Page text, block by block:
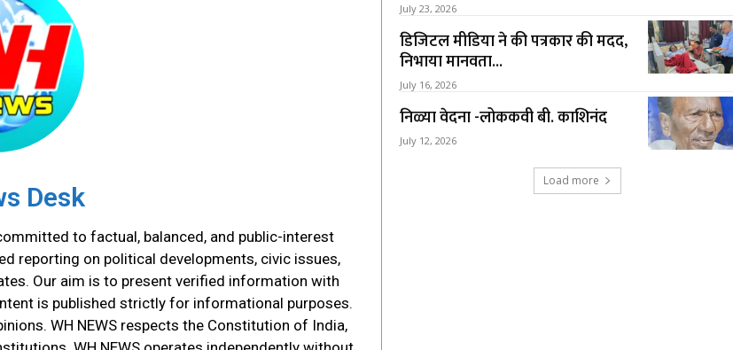
Desk
to factual, balanced, and public-interest
reporting on political developments, civic issues,
Our aim is to present verified information with
is published strictly for informational purposes.
WH NEWS respects the Constitution of India,
July 23, 2026
डिजिटल मीडिया ने की पत्रकार की मदद,
निभाया मानवता...
July 16, 2026
निळ्या वेदना -लोककवी बी. काशिनंद
July 12, 2026
Load more